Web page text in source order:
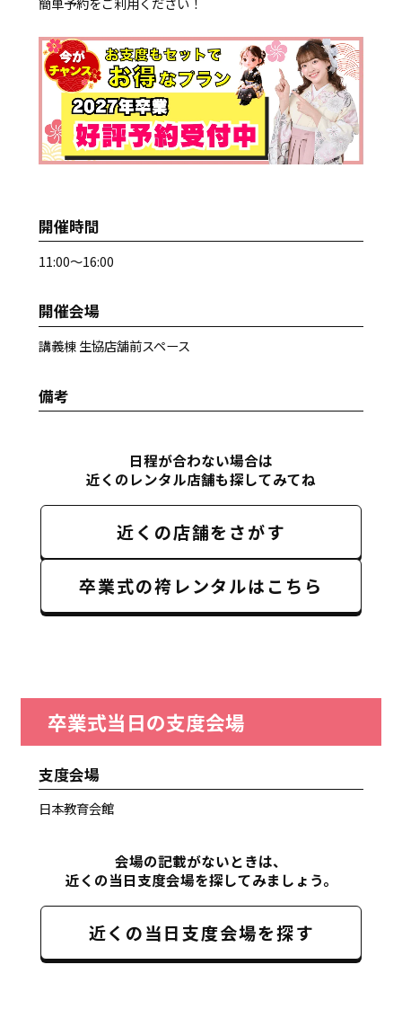
開催時間
11:00～16:00
開催会場
講義棟 生協店舗前スペース
備考
日程が合わない場合は
近くのレンタル店舗も探してみてね
近くの店舗をさがす
卒業式の袴レンタルはこちら
卒業式当日の支度会場
支度会場
日本教育会館
会場の記載がないときは、
近くの当日支度会場を探してみましょう。
近くの当日支度会場を探す